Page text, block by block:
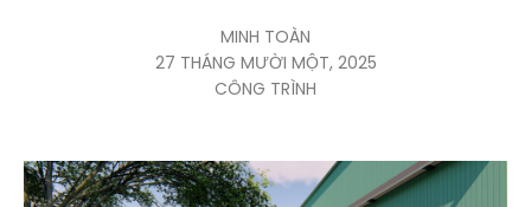
MINH TOÀN
27 THÁNG MƯỜI MỘT, 2025
CÔNG TRÌNH